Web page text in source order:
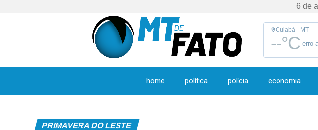
Cuiabá - MT
--°C erro
home política polícia economia
6 de
PRIMAVERA DO LESTE